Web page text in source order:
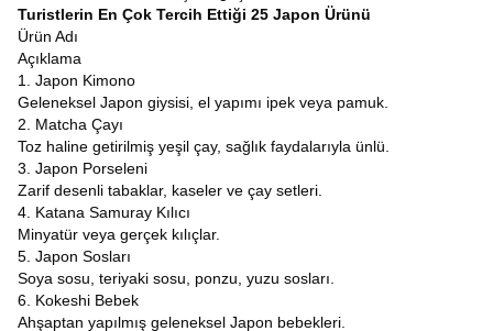
Turistlerin En Çok Tercih Ettiği 25 Japon Ürünü
Ürün Adı
Açıklama
1. Japon Kimono
Geleneksel Japon giysisi, el yapımı ipek veya pamuk.
2. Matcha Çayı
Toz haline getirilmiş yeşil çay, sağlık faydalarıyla ünlü.
3. Japon Porseleni
Zarif desenli tabaklar, kaseler ve çay setleri.
4. Katana Samuray Kılıcı
Minyatür veya gerçek kılıçlar.
5. Japon Sosları
Soya sosu, teriyaki sosu, ponzu, yuzu sosları.
6. Kokeshi Bebek
Ahşaptan yapılmış geleneksel Japon bebekleri.